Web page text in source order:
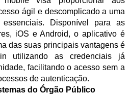
ágil e descomplicado a uma
Disponível para as
iOS e Android, o aplicativo é
das suas principais vantagens é
utilizando as credenciais já
facilitando o acesso sem a
de autenticação.
do Órgão Público